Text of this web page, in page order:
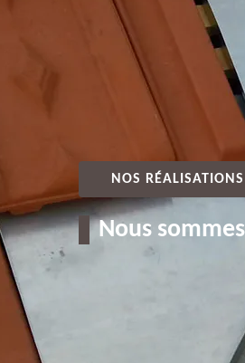
NOS RÉALISATIONS
Nous